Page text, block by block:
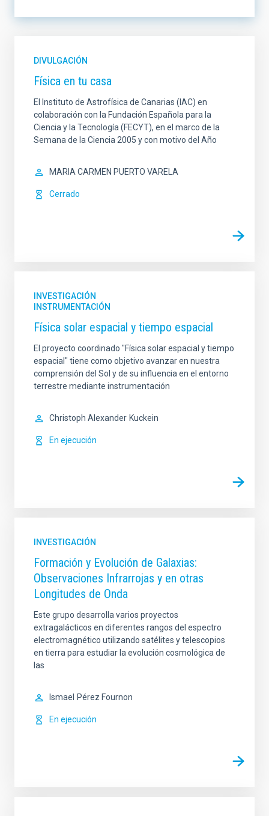
LÍNEA DE INVESTIGACIÓN
DIVULGACIÓN
Física en tu casa
El Instituto de Astrofísica de Canarias (IAC) en
colaboración con la Fundación Española para la
Ciencia y la Tecnología (FECYT), en el marco de la
Semana de la Ciencia 2005 y con motivo del Año
MARIA CARMEN PUERTO VARELA
Cerrado
INVESTIGACIÓN
INSTRUMENTACIÓN
Física solar espacial y tiempo espacial
El proyecto coordinado "Física solar espacial y tiempo
espacial" tiene como objetivo avanzar en nuestra
comprensión del Sol y de su influencia en el entorno
terrestre mediante instrumentación
Christoph Alexander Kuckein
En ejecución
INVESTIGACIÓN
Formación y Evolución de Galaxias:
Observaciones Infrarrojas y en otras
Longitudes de Onda
Este grupo desarrolla varios proyectos
extragalácticos en diferentes rangos del espectro
electromagnético utilizando satélites y telescopios
en tierra para estudiar la evolución cosmológica de
las
Ismael Pérez Fournon
En ejecución